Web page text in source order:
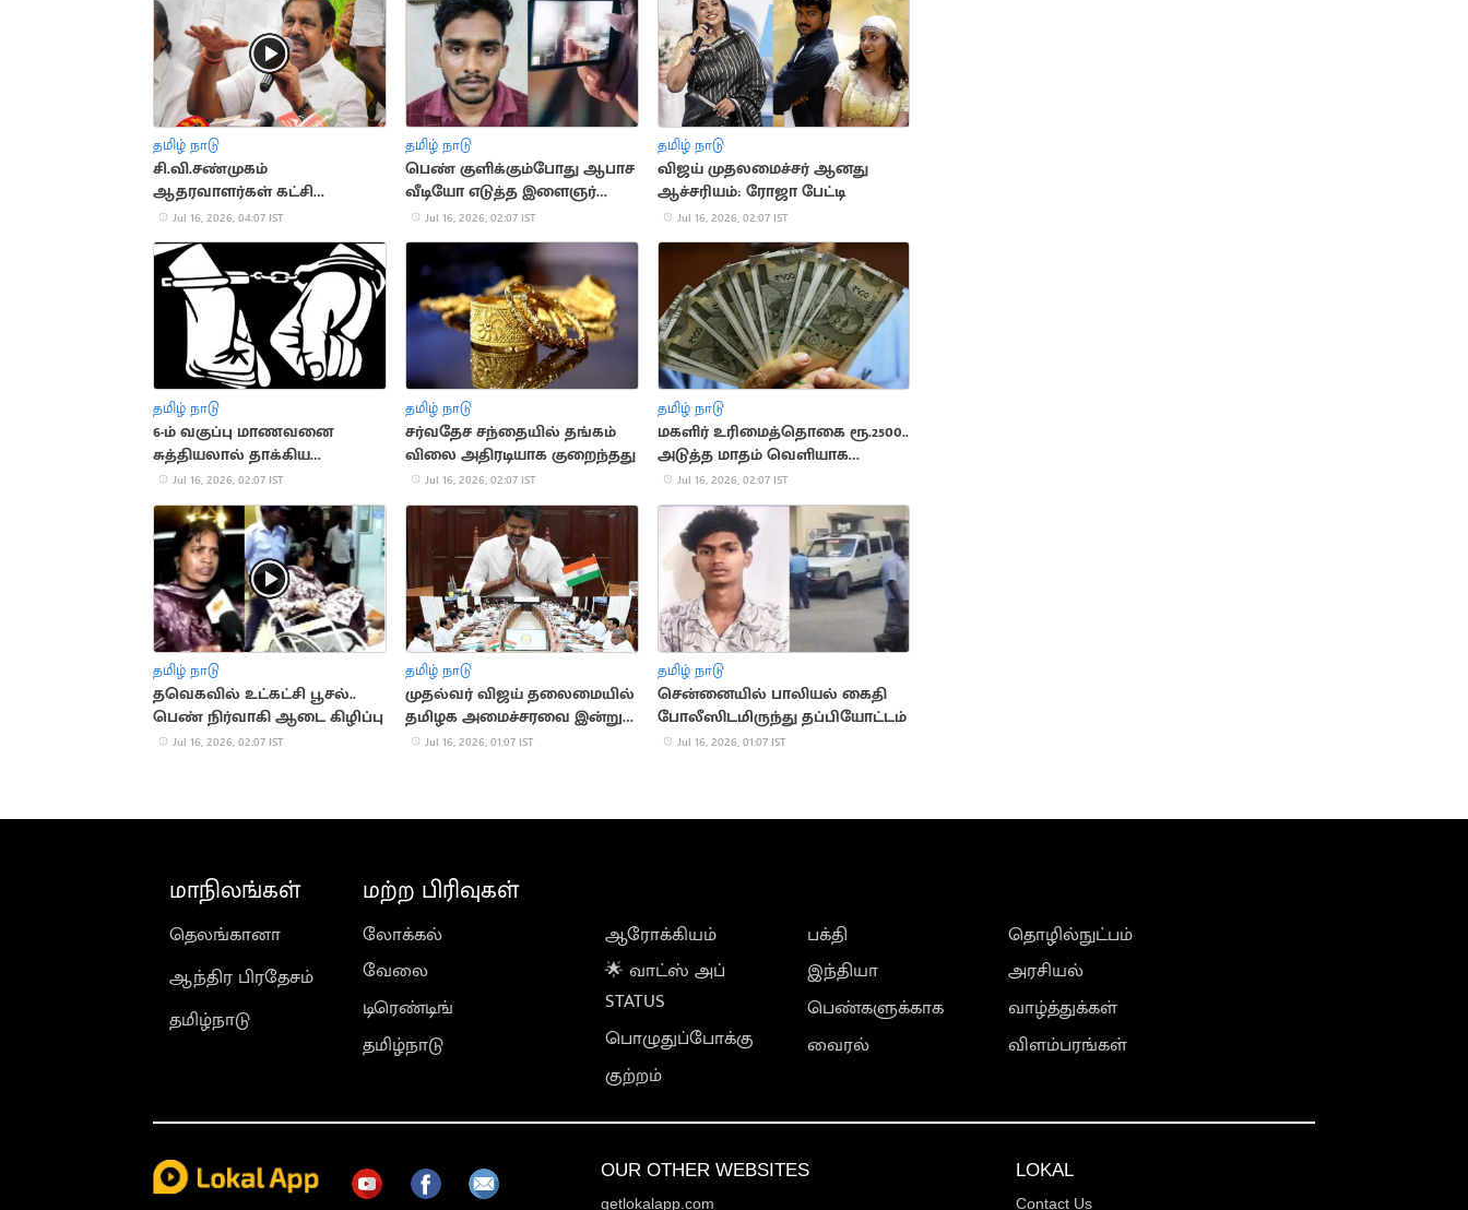
தமிழ் நாடு
சி.வி.சண்முகம்
ஆதரவாளர்கள் கட்சி
பொறுப்பில் இருந்து நீக்கம்
Jul 16, 2026, 04:07 IST
தமிழ் நாடு
பெண் குளிக்கும்போது ஆபாச
வீடியோ எடுத்த இளைஞர்
கைது
Jul 16, 2026, 02:07 IST
தமிழ் நாடு
விஜய் முதலமைச்சர் ஆனது
ஆச்சரியம்: ரோஜா பேட்டி
Jul 16, 2026, 02:07 IST
தமிழ் நாடு
6-ம் வகுப்பு மாணவனை
சுத்தியலால் தாக்கிய
உடற்பயிற்சி ஆசிரியர்
Jul 16, 2026, 02:07 IST
தமிழ் நாடு
சர்வதேச சந்தையில் தங்கம்
விலை அதிரடியாக குறைந்தது
Jul 16, 2026, 02:07 IST
தமிழ் நாடு
மகளிர் உரிமைத்தொகை ரூ.2500..
அடுத்த மாதம் வெளியாக
வாய்ப்பு
Jul 16, 2026, 02:07 IST
தமிழ் நாடு
தவெகவில் உட்கட்சி பூசல்..
பெண் நிர்வாகி ஆடை கிழிப்பு
Jul 16, 2026, 02:07 IST
தமிழ் நாடு
முதல்வர் விஜய் தலைமையில்
தமிழக அமைச்சரவை இன்று
கூடுகிறது!
Jul 16, 2026, 01:07 IST
தமிழ் நாடு
சென்னையில் பாலியல் கைதி
போலீஸிடமிருந்து தப்பியோட்டம்
Jul 16, 2026, 01:07 IST
மாநிலங்கள்
தெலங்கானா
ஆந்திர பிரதேசம்
தமிழ்நாடு
மற்ற பிரிவுகள்
லோக்கல்
வேலை
டிரெண்டிங்
தமிழ்நாடு
ஆரோக்கியம்
🌟 வாட்ஸ் அப்
STATUS
பொழுதுப்போக்கு
குற்றம்
பக்தி
இந்தியா
பெண்களுக்காக
வைரல்
தொழில்நுட்பம்
அரசியல்
வாழ்த்துக்கள்
விளம்பரங்கள்
OUR OTHER WEBSITES
getlokalapp.com
LOKAL
Contact Us